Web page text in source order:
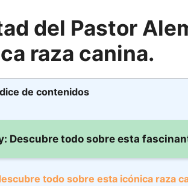
del Pastor
raza canina.
de contenidos
Descubre todo sobre esta
todo sobre esta icónica raza